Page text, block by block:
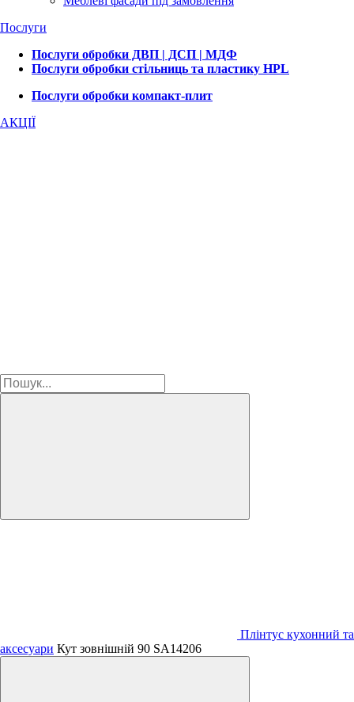
Послуги
Послуги обробки ДВП | ДСП | МДФ
Послуги обробки стільниць та пластику HPL
Послуги обробки компакт-плит
АКЦІЇ
Плінтус кухонний та
аксесуари Кут зовнішній 90 SA14206